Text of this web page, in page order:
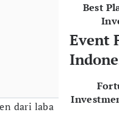
dari laba
Best
Event